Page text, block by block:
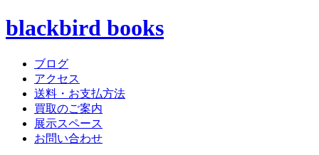
blackbird books
ブログ
アクセス
送料・お支払方法
買取のご案内
展示スペース
お問い合わせ